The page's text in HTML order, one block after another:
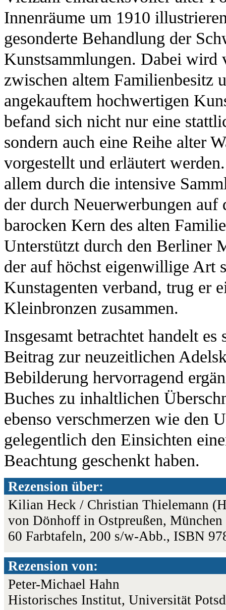
Innenräume um 1910
gesonderte Behandlung der
Kunstsammlungen. Dabei wird
zwischen altem Familienbesitz
angekauftem hochwertigen
befand sich nicht nur eine
sondern auch eine Reihe alter
vorgestellt und erläutert
allem durch die intensive
der durch Neuerwerbungen
barocken Kern des alten
Unterstützt durch den Berliner
der auf höchst eigenwillige Art
Kunstagenten verband, trug er
Kleinbronzen zusammen.
Insgesamt betrachtet handelt
Beitrag zur neuzeitlichen
Bebilderung hervorragend
Buches zu inhaltlichen
ebenso verschmerzen wie den
gelegentlich den Einsichten
Beachtung geschenkt haben.
Rezension über:
Kilian Heck / Christian Thielemann
von Dönhoff in Ostpreußen,
60 Farbtafeln, 200 s/w-Abb., ISBN
Rezension von:
Peter-Michael Hahn
Historisches Institut, Universität